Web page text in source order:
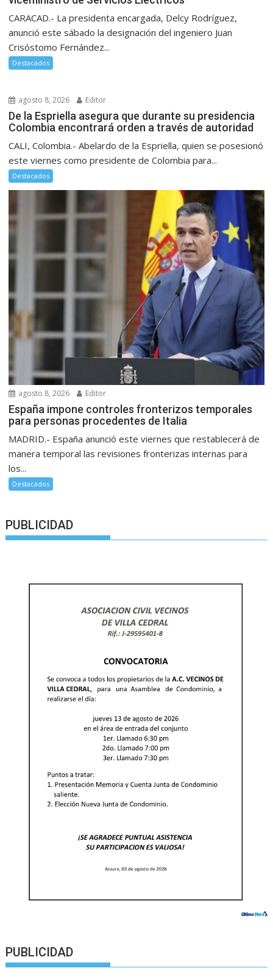
CARACAD.- La presidenta encargada, Delcy Rodríguez,
anunció este sábado la designación del ingeniero Juan
Crisóstomo Fernández...
Destacados
agosto 8, 2026 Editor
De la Espriella asegura que durante su presidencia
Colombia encontrará orden a través de autoridad
CALI, Colombia.- Abelardo de la Espriella, quien se posesionó
este viernes como presidente de Colombia para...
Destacados
agosto 8, 2026 Editor
España impone controles fronterizos temporales
para personas procedentes de Italia
MADRID.- España anunció este viernes que restablecerá de
manera temporal las revisiones fronterizas internas para
los...
Destacados
PUBLICIDAD
PUBLICIDAD